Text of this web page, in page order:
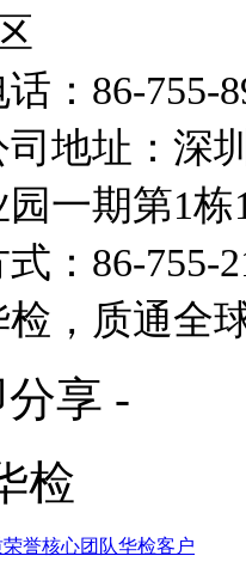
：86-755-
司地址：深
一期第1栋
：86-755-
，质通全
享 -
检
荣誉核心团队华检客户